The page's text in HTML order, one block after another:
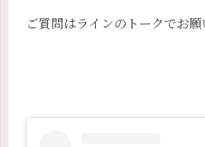
ご質問はラインのトークでお願